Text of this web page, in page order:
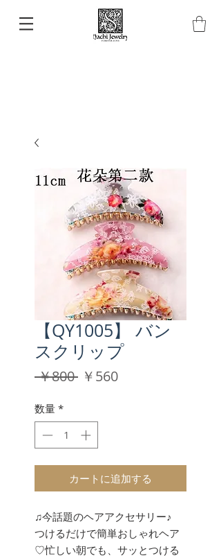
【QY1005】 バン
スクリップ
￥800 通
格
￥560セ
数量 *
カートに追加する
♫今話題のヘアアクセサリー♪
つけるだけで簡単おしゃれヘア
♡忙しい朝でも、サッとつける